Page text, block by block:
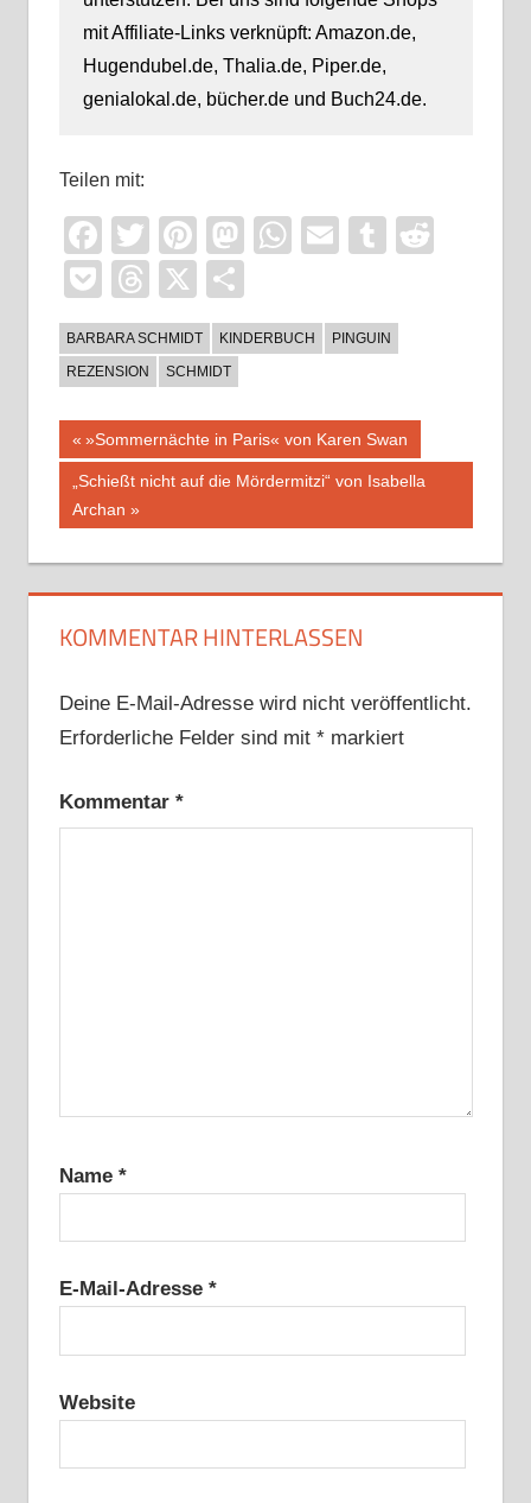
mit Affiliate-Links verknüpft: Amazon.de,
Hugendubel.de, Thalia.de, Piper.de,
genialokal.de, bücher.de und Buch24.de.
Teilen mit:
Facebook
TwitterPinterest
Mastodon
WhatsApp
EmailTumblr
PocketThreads
X
BARBARA SCHMIDT KINDERBUCH
PINGUIN
REZENSION
SCHMIDT
Beitragsnavigation
Vorheriger
Beitrag:
»Sommernächte in Paris« von Karen Swan
Nächster
Beitrag:
„Schießt nicht auf die Mördermitzi“ von Isabella
Archan
KOMMENTAR HINTERLASSEN
Deine E-Mail-Adresse wird nicht veröffentlicht.
Erforderliche Felder sind mit *markiert
Kommentar *
Name *
E-Mail-Adresse *
Website